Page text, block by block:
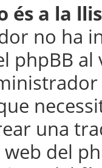
és a la
no ha
phpBB
una
del